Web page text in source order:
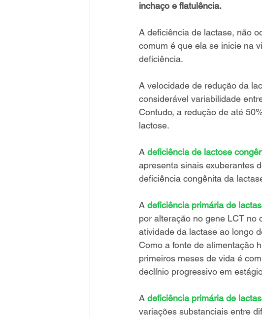
inchaço e flatulência.
A deficiência de lactase, não
comum é que ela se inicie na
deficiência.
A velocidade de redução da
considerável variabilidade
Contudo, a redução de até
lactose.
A deficiência de lactose
apresenta sinais exuberantes
deficiência congênita da
A deficiência primária de
por alteração no gene LCT no
atividade da lactase ao longo
Como a fonte de alimentação
primeiros meses de vida é
declínio progressivo em
A deficiência primária de
variações substanciais entre